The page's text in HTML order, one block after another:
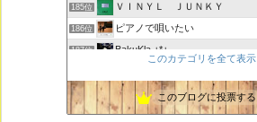
185位 ＶＩＮＹＬ ＪＵＮＫＹ
186位 ピアノで唄いたい
187位 BakuKla +*+
189位 ときどき書きます♪
このカテゴリを全て表示
このブログに投票する